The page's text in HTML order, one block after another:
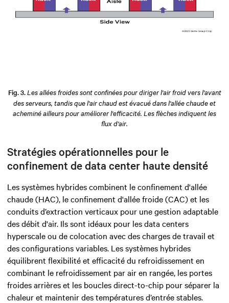
Fig. 3.Les allées froides sont confinées pour diriger l'air froid vers l'avant
des serveurs, tandis que l'air chaud est évacué dans l'allée chaude et
acheminé ailleurs pour améliorer l'efficacité. Les flèches indiquent les
flux d'air.
Stratégies opérationnelles pour le
confinement de data center haute densité
Les systèmes hybrides combinent le confinement d'allée
chaude (HAC), le confinement d'allée froide (CAC) et les
conduits d’extraction verticaux pour une gestion adaptable
des débit d'air. Ils sont idéaux pour les data centers
hyperscale ou de colocation avec des charges de travail et
des configurations variables. Les systèmes hybrides
équilibrent flexibilité et efficacité du refroidissement en
combinant le refroidissement par air en rangée, les portes
froides arrières et les boucles direct-to-chip pour séparer la
chaleur et maintenir des températures d’entrée stables.